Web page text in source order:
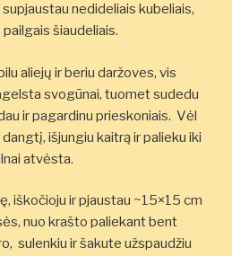
nedideliais kubeliais,
šiaudeliais.
aliejų ir beriu daržoves, vis
svogūnai, tuomet sudedu
ir pagardinu prieskoniais. Vėl
išjungiu kaitrą ir palieku iki
atvėsta.
iškočioju ir pjaustau ~15×15 cm
nuo krašto paliekant bent
sulenkiu ir šakute užspaudžiu